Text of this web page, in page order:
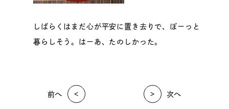
しばらくはまだ心が平安に置き去りで、ぽーっと
暮らしそう。はーあ、たのしかった。
前へ 次へ